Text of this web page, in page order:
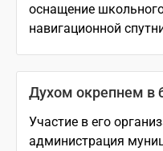
оснащение
навигационной
Духом окрепнем в
Участие в его
администрация